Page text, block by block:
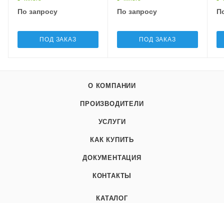
По запросу
ПОД ЗАКАЗ
По запросу
ПОД ЗАКАЗ
О КОМПАНИИ
ПРОИЗВОДИТЕЛИ
УСЛУГИ
КАК КУПИТЬ
ДОКУМЕНТАЦИЯ
КОНТАКТЫ
КАТАЛОГ